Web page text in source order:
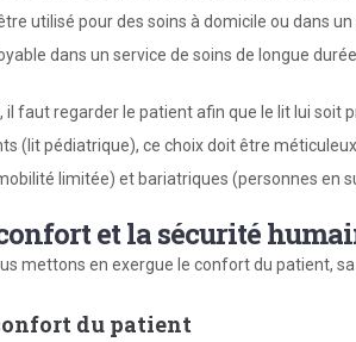
utilisé pour des soins à domicile ou dans
dans un service de soins de longue
il faut regarder le patient afin que le lit lui soit
(lit pédiatrique), ce choix doit être
limitée) et bariatriques (personnes en
et la sécurité
mettons en exergue le confort du patient,
du patient